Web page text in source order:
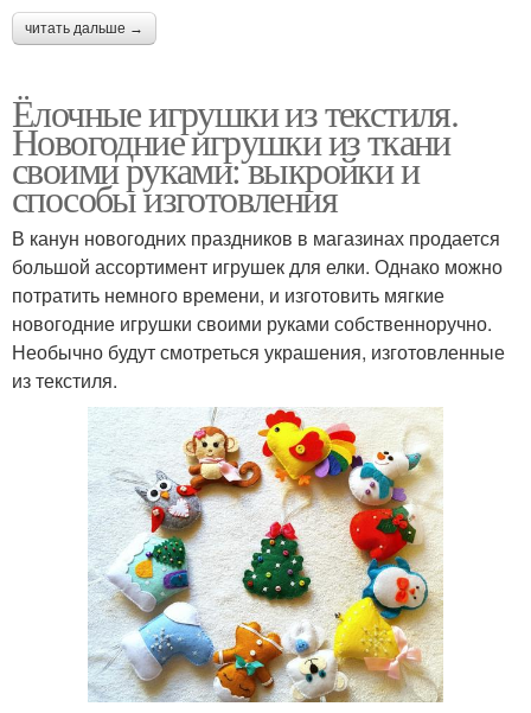
читать дальше →
Ёлочные игрушки из текстиля.
Новогодние игрушки из ткани
своими руками: выкройки и
способы изготовления
В канун новогодних праздников в магазинах продается
большой ассортимент игрушек для елки. Однако можно
потратить немного времени, и изготовить мягкие
новогодние игрушки своими руками собственноручно.
Необычно будут смотреться украшения, изготовленные
из текстиля.